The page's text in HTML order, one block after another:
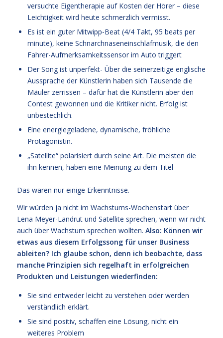
versuchte Eigentherapie auf Kosten der Hörer – diese
Leichtigkeit wird heute schmerzlich vermisst.
Es ist ein guter Mitwipp-Beat (4/4 Takt, 95 beats per
minute), keine Schnarchnaseneinschlafmusik, die den
Fahrer-Aufmerksamkeitssensor im Auto triggert
Der Song ist unperfekt- Über die seinerzeitige englische
Aussprache der Künstlerin haben sich Tausende die
Mäuler zerrissen – dafür hat die Künstlerin aber den
Contest gewonnen und die Kritiker nicht. Erfolg ist
unbestechlich.
Eine energiegeladene, dynamische, fröhliche
Protagonistin.
„Satellite“ polarisiert durch seine Art. Die meisten die
ihn kennen, haben eine Meinung zu dem Titel
Das waren nur einige Erkenntnisse.
Wir würden ja nicht im Wachstums-Wochenstart über
Lena Meyer-Landrut und Satellite sprechen, wenn wir nicht
auch über Wachstum sprechen wollten. Also: Können wir
etwas aus diesem Erfolgssong für unser Business
ableiten? Ich glaube schon, denn ich beobachte, dass
manche Prinzipien sich regelhaft in erfolgreichen
Produkten und Leistungen wiederfinden:
Sie sind entweder leicht zu verstehen oder werden
verständlich erklärt.
Sie sind positiv, schaffen eine Lösung, nicht ein
weiteres Problem